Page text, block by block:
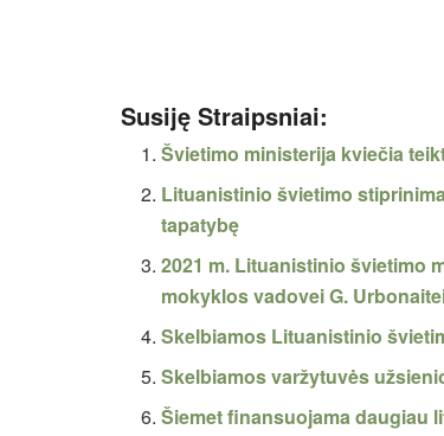
Susiję Straipsniai:
Švietimo ministerija kviečia
Lituanistinio švietimo
tapatybę
2021 m. Lituanistinio švietimo
mokyklos vadovei G.
Skelbiamos Lituanistinio
Skelbiamos varžytuvės
Šiemet finansuojama daugiau